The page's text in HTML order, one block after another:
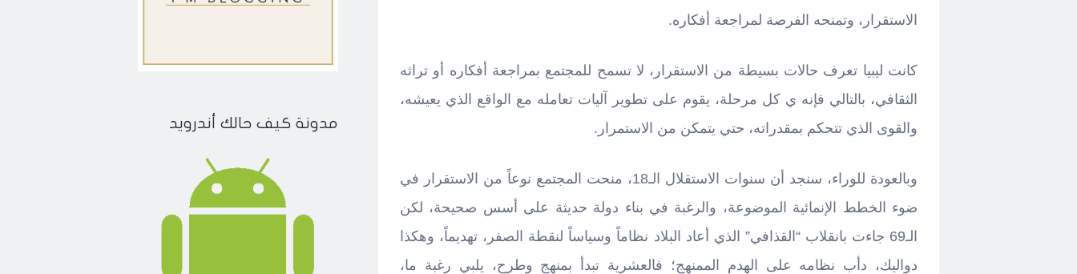
الاستقرار، وتمنحه الفرصة لمراجعة أفكاره.
كانت ليبيا تعرف حالات بسيطة من الاستقرار، لا تسمح للمجتمع بمراجعة أفكاره أو تراثه
الثقافي، بالتالي فإنه ي كل مرحلة، يقوم على تطوير آليات تعامله مع الواقع الذي يعيشه،
والقوى الذي تتحكم بمقدراته، حتي يتمكن من الاستمرار.
وبالعودة للوراء، سنجد أن سنوات الاستقلال الـ18، منحت المجتمع نوعاً من الاستقرار في
ضوء الخطط الإنمائية الموضوعة، والرغبة في بناء دولة حديثة على أسس صحيحة، لكن
الـ69 جاءت بانقلاب “القذافي” الذي أعاد البلاد نظاماً وسياساً لنقطة الصفر، تهديماً، وهكذا
دواليك، دأب نظامه على الهدم الممنهج؛ فالعشرية تبدأ بمنهجٍ وطرح، يلبي رغبة ما،
مدونة كيف حالك أندرويد